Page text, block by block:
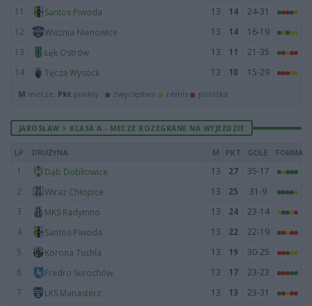
11 Santos Piwoda 13 14
24-31
12
Wisznia Nienowice 13 14
16-19
13
Łęk Ostrów 13 11
21-35
14
Tęcza Wysock 13 10 15-29
M mecze, Pkt punkty · zwycięstwo remis porażka
JAROSŁAW > KLASA A - MECZE ROZEGRANE NA WYJEŹDZIE
LP DRUŻYNA M PKT GOLE FORMA
1 Dąb Dobkowice 13 27
35-17
2
Wiraż Chłopice 13 25
31-9
3
MKS Radymno 13 24
23-14
4
Santos Piwoda 13 22
22-19
5
Korona Tuchla 13 19
30-25
6
Fredro Surochów 13 17
23-23
7
LKS Manasterz 13 13
23-31